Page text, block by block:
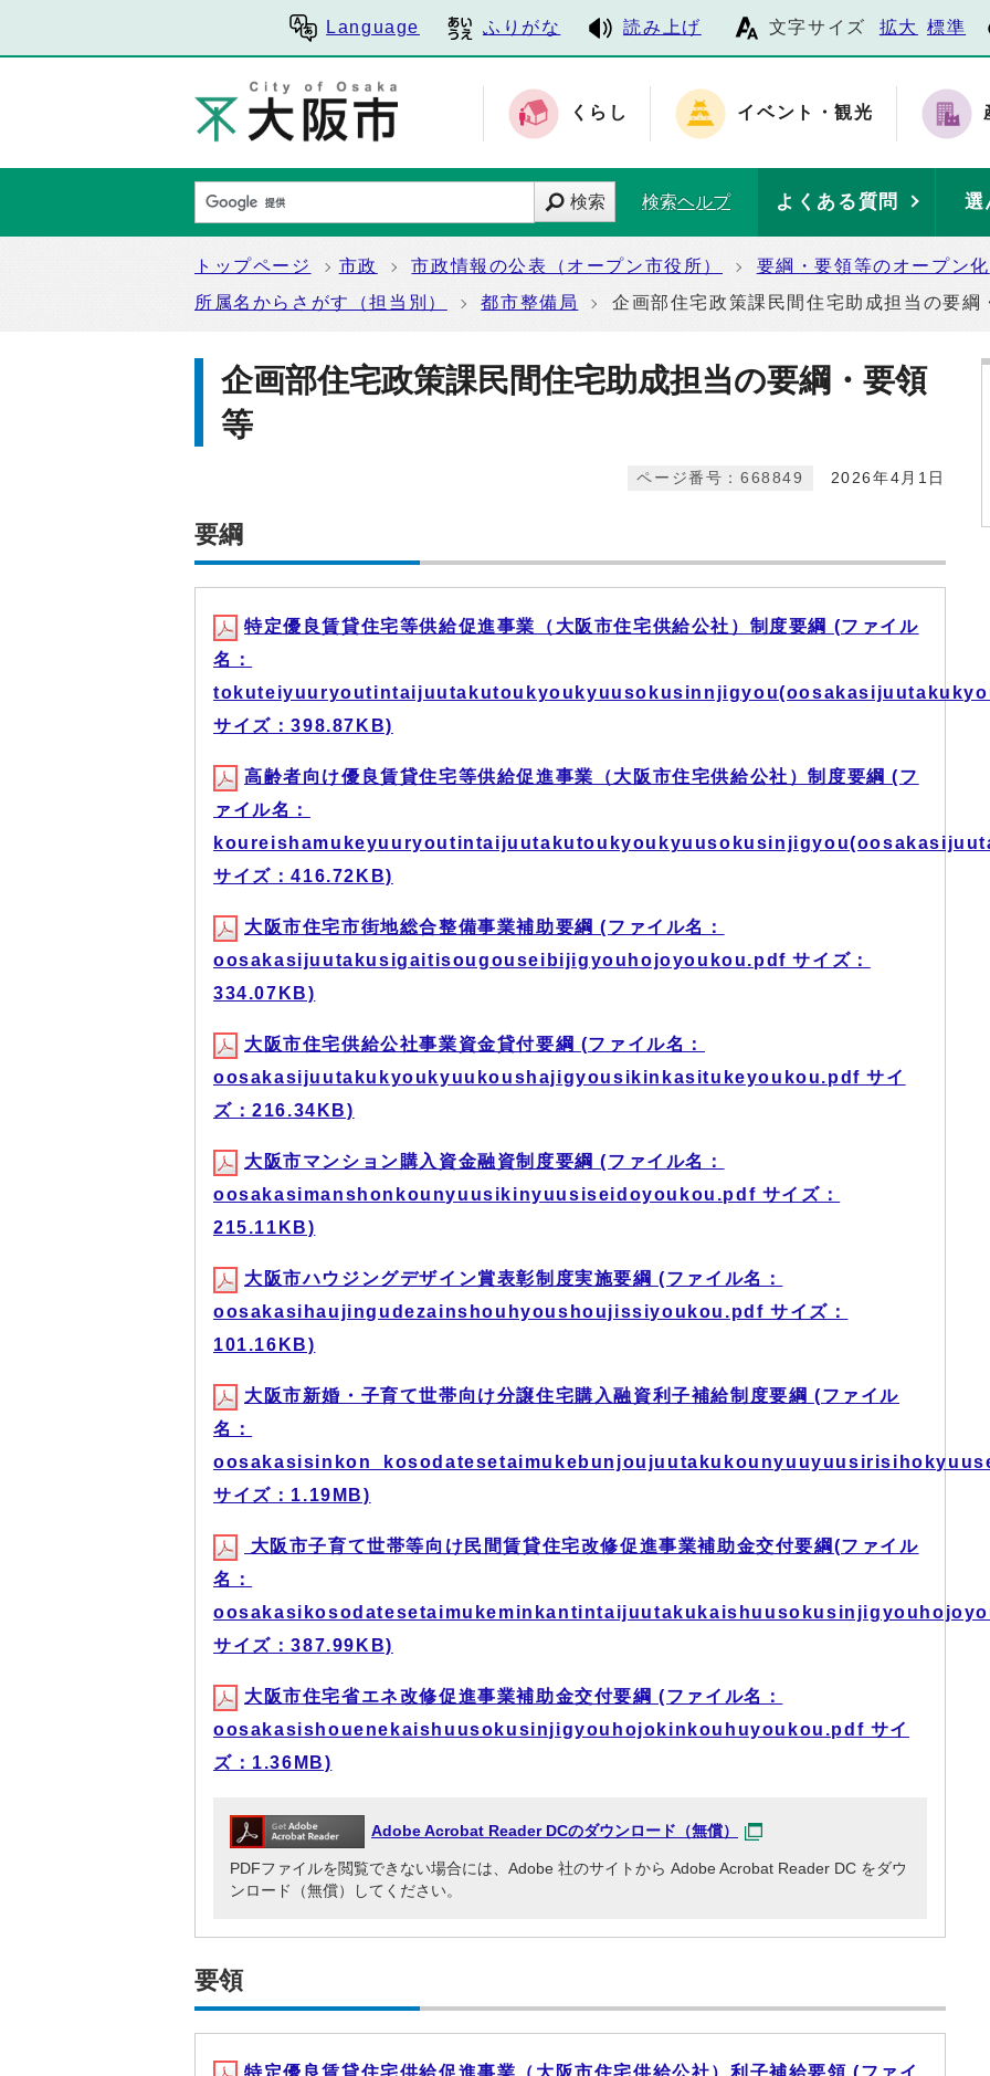
Language ふりがな 読み上げ 文字サイズ 拡大 標準
くらし イベント・観光
検索 検索ヘルプ よくある質問 選
トップページ 市政 市政情報の公表（オープン市役所）
要綱・要領等のオープン化
所属名からさがす（担当別）
都市整備局 企画部住宅政策課民間住宅助成担当の要綱
企画部住宅政策課民間住宅助成担当の要綱・要領
等
2026年4月1日
ページ番号：668849
要綱
特定優良賃貸住宅等供給促進事業（大阪市住宅供給公社）制度要綱 (ファイル
名：
サイズ：398.87KB)
高齢者向け優良賃貸住宅等供給促進事業（大阪市住宅供給公社）制度要綱 (フ
ァイル名：
サイズ：416.72KB)
大阪市住宅市街地総合整備事業補助要綱 (ファイル名：
oosakasijuutakusigaitisougouseibijigyouhojoyoukou.pdf サイズ：
334.07KB)
大阪市住宅供給公社事業資金貸付要綱 (ファイル名：
oosakasijuutakukyoukyuukoushajigyousikinkasitukeyoukou.pdf サイ
ズ：216.34KB)
大阪市マンション購入資金融資制度要綱 (ファイル名：
oosakasimanshonkounyuusikinyuusiseidoyoukou.pdf サイズ：
215.11KB)
大阪市ハウジングデザイン賞表彰制度実施要綱 (ファイル名：
oosakasihaujingudezainshouhyoushoujissiyoukou.pdf サイズ：
101.16KB)
大阪市新婚・子育て世帯向け分譲住宅購入融資利子補給制度要綱 (ファイル
名：
サイズ：1.19MB)
大阪市子育て世帯等向け民間賃貸住宅改修促進事業補助金交付要綱(ファイル
名：
サイズ：387.99KB)
大阪市住宅省エネ改修促進事業補助金交付要綱 (ファイル名：
oosakasishouenekaishuusokusinjigyouhojokinkouhuyoukou.pdf サイ
ズ：1.36MB)
Adobe Acrobat Reader DCのダウンロード（無償）
PDFファイルを閲覧できない場合には、Adobe 社のサイトから Adobe Acrobat Reader DC をダウ
ンロード（無償）してください。
要領
特定優良賃貸住宅供給促進事業（大阪市住宅供給公社）利子補給要領 (ファイ